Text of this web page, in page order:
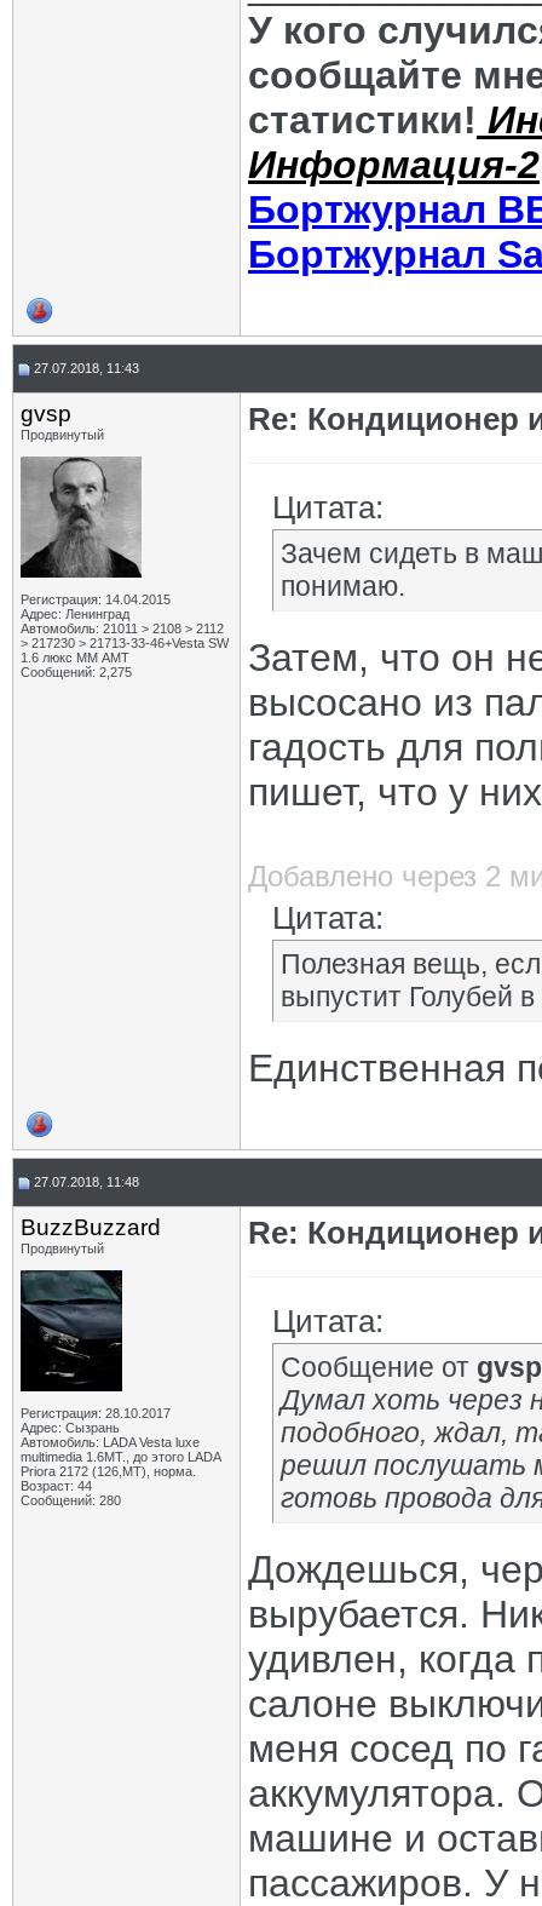
У кого
сообщайте
статистики!
Информация-2
Бортжурнал
Бортжурнал
27.07.2018, 11:43
gvsp
Продвинутый
Регистрация: 14.04.2015
Адрес: Ленинград
Автомобиль: 21011 > 2108 > 2112
> 217230 > 21713-33-46+Vesta SW
1.6 люкс ММ АМТ
Сообщений: 2,275
Re: Кондиционер
Цитата:
Зачем сидеть в
понимаю.
Затем, что он
высосано из
гадость для
пишет, что у
Добавлено через 2
Цитата:
Полезная вещь,
выпустит Голубей в
Единственная
27.07.2018, 11:48
BuzzBuzzard
Продвинутый
Регистрация: 28.10.2017
Адрес: Сызрань
Автомобиль: LADA Vesta luxe
multimedia 1.6MT., до этого LADA
Priora 2172 (126,MT), норма.
Возраст: 44
Сообщений: 280
Re: Кондиционер
Цитата:
Сообщение от gvsp
Думал хоть через
подобного, ждал,
решил послушать
готовь провода
Дождешься,
вырубается.
удивлен, когда
салоне
меня сосед по
аккумулятора.
машине и
пассажиров. У